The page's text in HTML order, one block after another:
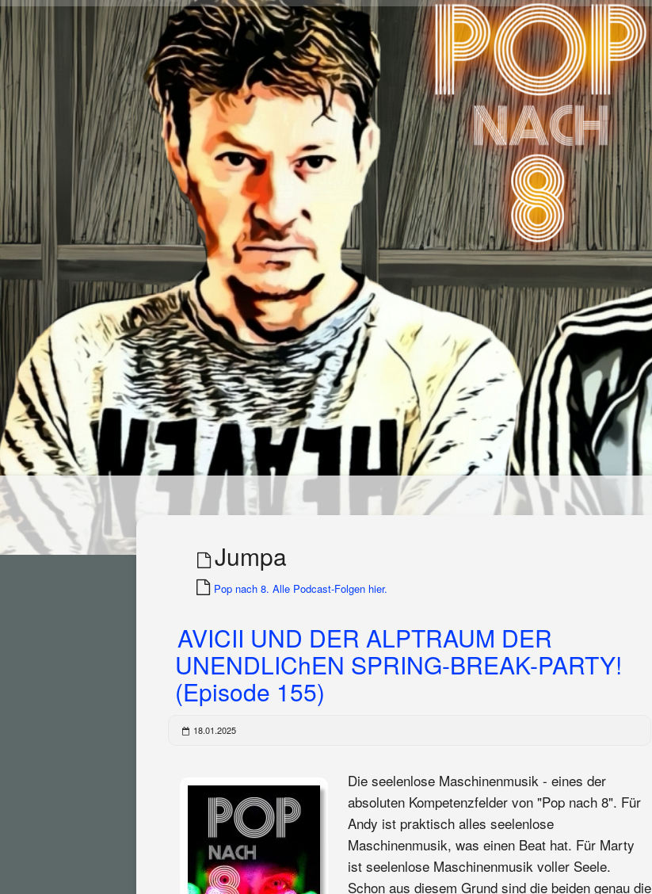
Jumpa
Pop nach 8. Alle Podcast-Folgen hier.
AVICII UND DER ALPTRAUM DER
UNENDLIChEN SPRING-BREAK-PARTY!
(Episode 155)
18.01.2025
Die seelenlose Maschinenmusik - eines der
absoluten Kompetenzfelder von "Pop nach 8". Für
Andy ist praktisch alles seelenlose
Maschinenmusik, was einen Beat hat. Für Marty
ist seelenlose Maschinenmusik voller Seele.
Schon aus diesem Grund sind die beiden genau die